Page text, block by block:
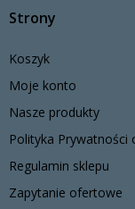
Strony
Koszyk
Moje konto
Nasze produkty
Polityka Prywatności
Regulamin sklepu
Zapytanie ofertowe